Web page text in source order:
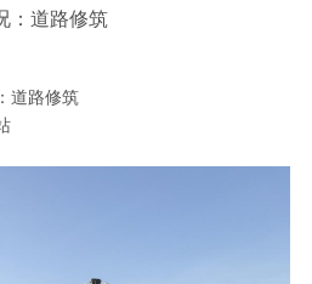
： 道路修筑
道路修筑